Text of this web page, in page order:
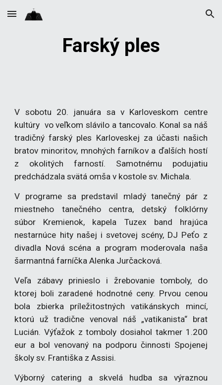
Skip to main content Skip to navigation
Farský ples
V sobotu 20. januára sa v Karloveskom centre
kultúry vo veľkom slávilo a tancovalo. Konal sa náš
tradičný farský ples Karloveskej za účasti našich
bratov minoritov, mnohých farníkov a ďalších hostí
z okolitých farností. Samotnému podujatiu
predchádzala svätá omša v kostole sv. Michala.
V programe sa predstavil mladý tanečný pár z
miestneho tanečného centra, detský folklórny
súbor Kremienok, kapela Tuzex band hrajúca
nestarnúce hity našej i svetovej scény, DJ Peťo z
divadla Nová scéna a program moderovala naša
šarmantná farníčka Alenka Jurčacková.
Veľa zábavy prinieslo i žrebovanie tomboly, do
ktorej boli zaradené hodnotné ceny. Prvou cenou
bola zbierka príležitostných vatikánskych mincí,
ktorú už tradične venoval náš „vatikanista“ brat
Lucián. Výťažok z tomboly dosiahol takmer 1.200
eur a bol venovaný na podporu činnosti Spojenej
školy sv. Františka z Assisi.
Výborný catering a skvelá hudba sa výraznou